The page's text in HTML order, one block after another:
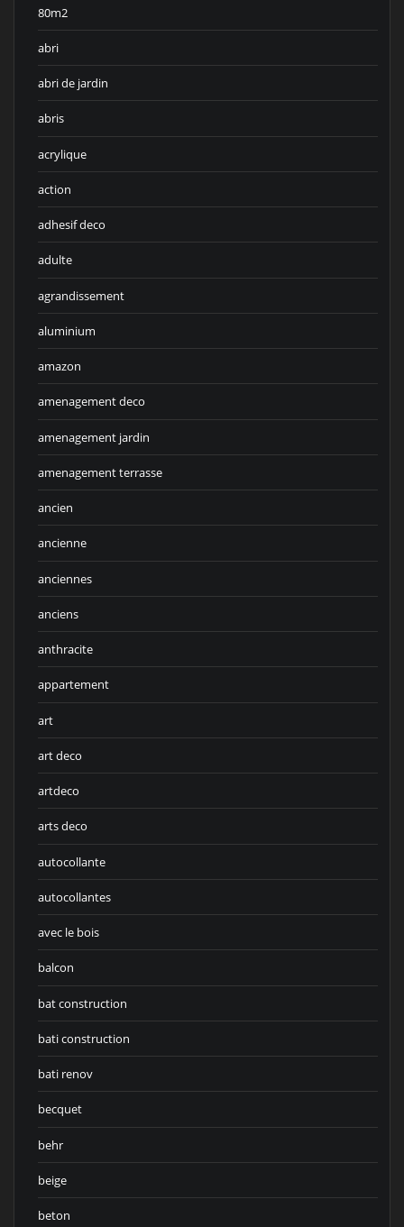
80m2
abri
abri de jardin
abris
acrylique
action
adhesif deco
adulte
agrandissement
aluminium
amazon
amenagement deco
amenagement jardin
amenagement terrasse
ancien
ancienne
anciennes
anciens
anthracite
appartement
art
art deco
artdeco
arts deco
autocollante
autocollantes
avec le bois
balcon
bat construction
bati construction
bati renov
becquet
behr
beige
beton